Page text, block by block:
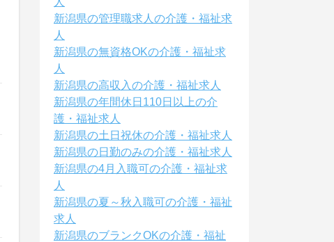
新潟県の管理職求人の介護・福祉求
人
新潟県の無資格OKの介護・福祉求
人
新潟県の高収入の介護・福祉求人
新潟県の年間休日110日以上の介
護・福祉求人
新潟県の土日祝休の介護・福祉求人
新潟県の日勤のみの介護・福祉求人
新潟県の4月入職可の介護・福祉求
人
新潟県の夏～秋入職可の介護・福祉
求人
新潟県のブランクOKの介護・福祉